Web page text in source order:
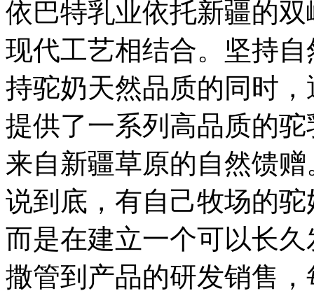
依巴特乳业依托新疆的
现代工艺相结合。坚持
持驼奶天然品质的同时
提供了一系列高品质的
来自新疆草原的自然馈赠
说到底，有自己牧场的
而是在建立一个可以长
撒管到产品的研发销售